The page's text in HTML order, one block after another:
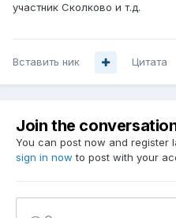
участник Сколково и т.д.
Вставить ник Цитата
Join the
You can post now and register
sign in now to post with your